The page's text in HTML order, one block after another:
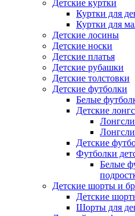
Детские куртки
Куртки для
Куртки для
Детские лосины
Детские носки
Детские платья
Детские рубашки
Детские толстовки
Детские футболки
Белые
Детские
Детские
Футболки
Белые
Детские шорты и
Детские
Шорты для